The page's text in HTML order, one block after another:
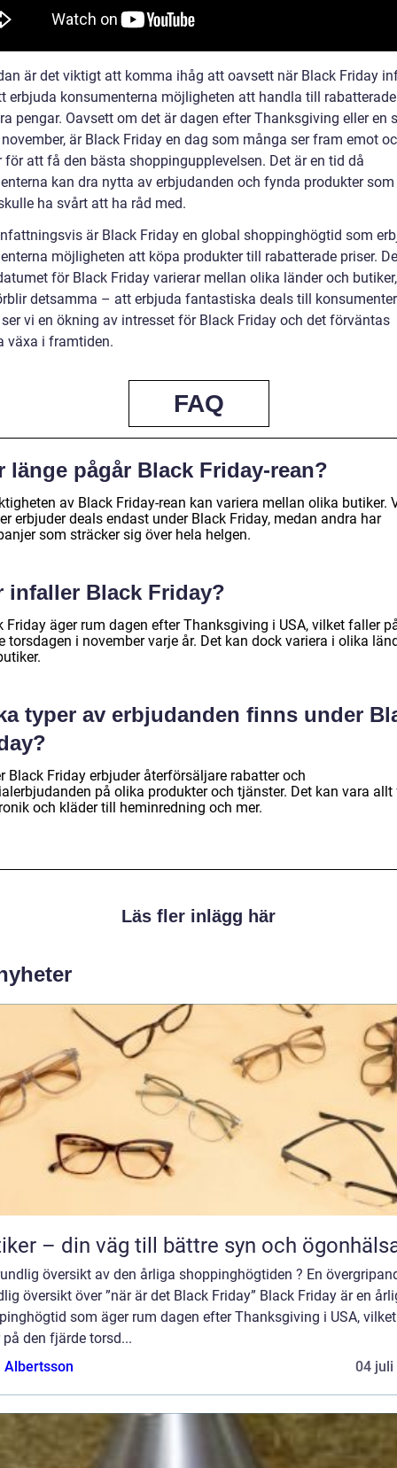
är det viktigt att komma ihåg att oavsett när Black Friday
erbjuda konsumenterna möjligheten att handla till
pengar. Oavsett om det är dagen efter Thanksgiving eller en
är Black Friday en dag som många ser fram emot
för att få den bästa shoppingupplevelsen. Det är en tid då
kan dra nytta av erbjudanden och fynda produkter som
ha svårt att ha råd med.
är Black Friday en global shoppinghögtid som
möjligheten att köpa produkter till rabatterade priser.
för Black Friday varierar mellan olika länder och
detsamma – att erbjuda fantastiska deals till
vi en ökning av intresset för Black Friday och det förväntas
växa i framtiden.
FAQ
länge pågår Black Friday-rean?
av Black Friday-rean kan variera mellan olika butiker.
erbjuder deals endast under Black Friday, medan andra har
som sträcker sig över hela helgen.
infaller Black Friday?
Friday äger rum dagen efter Thanksgiving i USA, vilket faller
torsdagen i november varje år. Det kan dock variera i olika
typer av erbjudanden finns under
Black Friday erbjuder återförsäljare rabatter och
på olika produkter och tjänster. Det kan vara allt
och kläder till heminredning och mer.
Läs fler inlägg här
– din väg till bättre syn och
översikt av den årliga shoppinghögtiden ? En
översikt över ”när är det Black Friday” Black Friday är en
som äger rum dagen efter Thanksgiving i USA, vilket
den fjärde torsd...
Albertsson
04 juli